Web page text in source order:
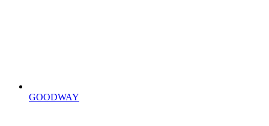
GOODWAY